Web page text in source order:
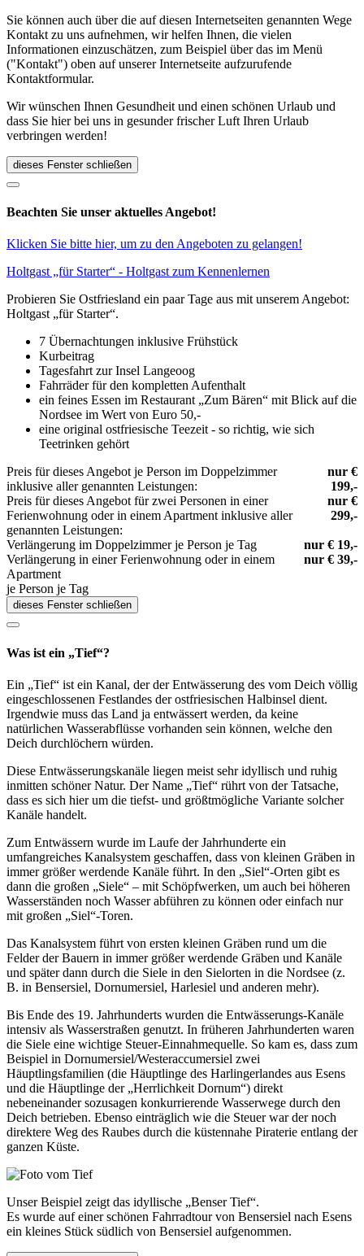
Sie können auch über die auf diesen Internetseiten genannten Wege
Kontakt zu uns aufnehmen, wir helfen Ihnen, die vielen
Informationen einzuschätzen, zum Beispiel über das im Menü
("Kontakt") oben auf unserer Internetseite aufzurufende
Kontaktformular.
Wir wünschen Ihnen Gesundheit und einen schönen Urlaub und
dass Sie hier bei uns in gesunder frischer Luft Ihren Urlaub
verbringen werden!
dieses Fenster schließen
Beachten Sie unser aktuelles Angebot!
Klicken Sie bitte hier, um zu den Angeboten zu gelangen!
Holtgast „für Starter“ - Holtgast zum Kennenlernen
Probieren Sie Ostfriesland ein paar Tage aus mit unserem Angebot:
Holtgast „für Starter“.
7 Übernachtungen inklusive Frühstück
Kurbeitrag
Tagesfahrt zur Insel Langeoog
Fahrräder für den kompletten Aufenthalt
ein feines Essen im Restaurant „Zum Bären“ mit Blick auf die
Nordsee im Wert von Euro 50,-
eine original ostfriesische Teezeit - so richtig, wie sich
Teetrinken gehört
Preis für dieses Angebot je Person im Doppelzimmer
inklusive aller genannten Leistungen:
nur €
199,-
Preis für dieses Angebot für zwei Personen in einer
Ferienwohnung oder in einem Apartment inklusive aller
genannten Leistungen:
nur €
299,-
Verlängerung im Doppelzimmer je Person je Tag
nur € 19,-
Verlängerung in einer Ferienwohnung oder in einem
Apartment
je Person je Tag
nur € 39,-
dieses Fenster schließen
Was ist ein „Tief“?
Ein „Tief“ ist ein Kanal, der der Entwässerung des vom Deich völlig
eingeschlossenen Festlandes der ostfriesischen Halbinsel dient.
Irgendwie muss das Land ja entwässert werden, da keine
natürlichen Wasserabflüsse vorhanden sein können, welche den
Deich durchlöchern würden.
Diese Entwässerungskanäle liegen meist sehr idyllisch und ruhig
inmitten schöner Natur. Der Name „Tief“ rührt von der Tatsache,
dass es sich hier um die tiefst- und größtmögliche Variante solcher
Kanäle handelt.
Zum Entwässern wurde im Laufe der Jahrhunderte ein
umfangreiches Kanalsystem geschaffen, dass von kleinen Gräben in
immer größer werdende Kanäle führt. In den „Siel“-Orten gibt es
dann die großen „Siele“ – mit Schöpfwerken, um auch bei höheren
Wasserständen noch Wasser abführen zu können oder einfach nur
mit großen „Siel“-Toren.
Das Kanalsystem führt von ersten kleinen Gräben rund um die
Felder der Bauern in immer größer werdende Gräben und Kanäle
und später dann durch die Siele in den Sielorten in die Nordsee (z.
B. in Bensersiel, Dornumersiel, Harlesiel und anderen mehr).
Bis Ende des 19. Jahrhunderts wurden die Entwässerungs-Kanäle
intensiv als Wasserstraßen genutzt. In früheren Jahrhunderten waren
die Siele eine wichtige Steuer-Einnahmequelle. So kam es, dass zum
Beispiel in Dornumersiel/Westeraccumersiel zwei
Häuptlingsfamilien (die Häuptlinge des Harlingerlandes aus Esens
und die Häuptlinge der „Herrlichkeit Dornum“) direkt
nebeneinander sozusagen konkurrierende Wasserwege durch den
Deich betrieben. Ebenso einträglich wie die Steuer war der noch
direktere Weg des Raubes durch die küstennahe Piraterie entlang der
ganzen Küste.
Unser Beispiel zeigt das idyllische „Benser Tief“.
Es wurde auf einer schönen Fahrradtour von Bensersiel nach Esens
ein kleines Stück südlich von Bensersiel aufgenommen.